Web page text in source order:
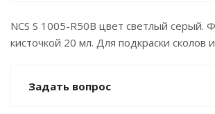
NCS S 1005-R50B цвет светлый серый.
кисточкой 20 мл. Для подкраски сколов
Задать вопрос